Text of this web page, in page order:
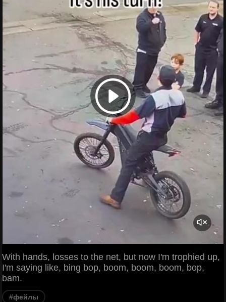
With hands, losses to the net, but now I'm trophied up,
I'm saying like, bing bop, boom, boom, boom, bop,
bam.
#фейлы